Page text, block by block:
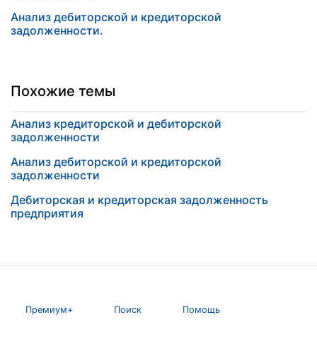
Анализ дебиторской и кредиторской
задолженности.
Похожие темы
Анализ кредиторской и дебиторской
задолженности
Анализ дебиторской и кредиторской
задолженности
Дебиторская и кредиторская задолженность
предприятия
Премиум+ Поиск Помощь